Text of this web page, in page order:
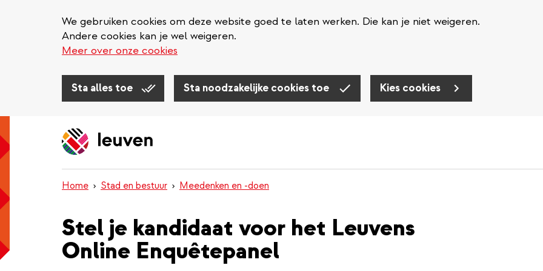
We gebruiken cookies om deze website goed te laten werken. Die kan je niet weigeren.
Andere cookies kan je wel weigeren.
Meer over onze cookies
Sta alles toe Sta noodzakelijke cookies toe Kies cookies
Home Stad en bestuur Meedenken en -doen
Stel je kandidaat voor het Leuvens
Online Enquêtepanel